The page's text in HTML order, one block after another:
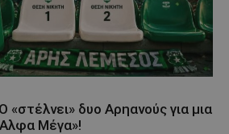
«στέλνει» δυο Αρηανούς για μια
Μέγα»!